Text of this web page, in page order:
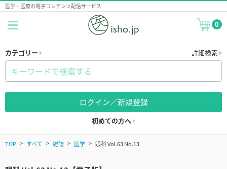
医学・医療の電子コンテンツ配信サービス
0
カテゴリー 詳細検索
ログイン／新規登録
初めての方へ
TOP すべて 雑誌 医学 眼科 Vol.63 No.13